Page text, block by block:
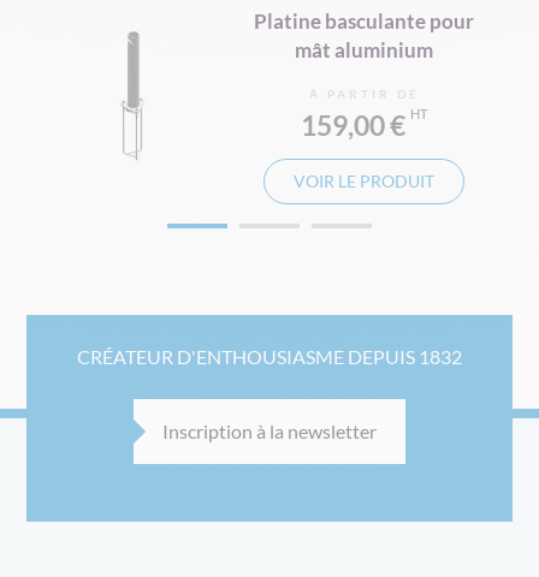
Platine basculante pour
mât aluminium
À PARTIR DE
159,00 €
VOIR LE PRODUIT
CRÉATEUR D'ENTHOUSIASME DEPUIS 1832
Inscription à la newsletter